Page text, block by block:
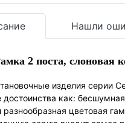
Нашли
2 поста, слоновая
изделия серии
достоинства как:
разнообразная цветовая